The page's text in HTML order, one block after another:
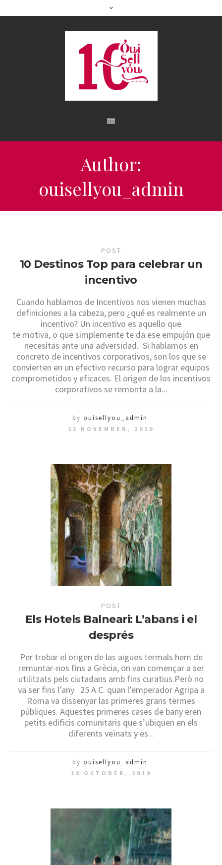
Author:
ouisellyou_admin
POST
10 Destinos Top para celebrar un
incentivo
Cuando hablamos de Incentivos nos vienen muchas
definiciones a la cabeza, pero ¿qué es realmente un
incentivo? Un incentivo es aquello que
te motiva, o que simplemente te da ese empujón que
necesitas ante una adversidad. Si hablamos en
concreto de incentivos corporativos, son los que se
convierten en un efectivo recurso para lograr equipos
comprometidos y eficaces. El origen de los incentivos
corporativos se remonta a la...
by ouisellyou_admin
21 NOVEMBER, 2019
POST
Els Hotels Balneari: L’abans i el
després
Per trobar el origen de las aigües termals hem de
remuntar-nos fins a Grècia, on van començar a ser
utilitzats pels ciutadans amb fins curatius.Però no
va ser fins l’any 25 A.C. quan l’emperador Agripa a
Roma va dissenyar las primeres grans termes
públiques. Aquestes primeres cases de bany eren
petits edificis comunitaris que s’ubiquen en els
diferents veïnats y es...
by ouisellyou_admin
18 OCTOBER, 2019